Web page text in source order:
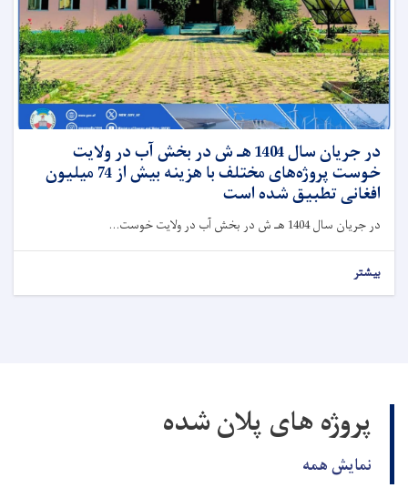
در جریان سال 1404 هـ ش در بخش آب در ولایت
خوست پروژه‌های مختلف با هزینه بیش از 74 میلیون
افغانی تطبیق شده است
در جریان سال 1404 هـ ش در بخش آب در ولایت خوست...
بیشتر
پروژه های پلان شده
نمایش همه